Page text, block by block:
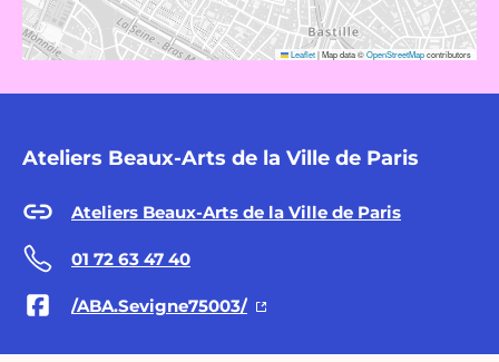
Leaflet|Map data ©OpenStreetMapcontributors
Ateliers Beaux-Arts de la Ville de Paris
Ateliers Beaux-Arts de la Ville de Paris
01 72 63 47 40
/ABA.Sevigne75003/